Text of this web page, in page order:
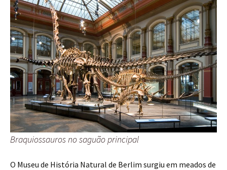
Braquiossauros no saguão principal
O Museu de História Natural de Berlim surgiu em meados de